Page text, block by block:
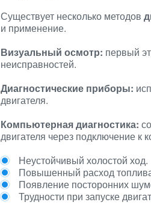
Существует несколько методов
и применение.
Визуальный осмотр: первый
неисправностей.
Диагностические приборы:
двигателя.
Компьютерная диагностика:
двигателя через подключение к
Неустойчивый холостой ход.
Повышенный расход
Появление посторонних
Трудности при запуске